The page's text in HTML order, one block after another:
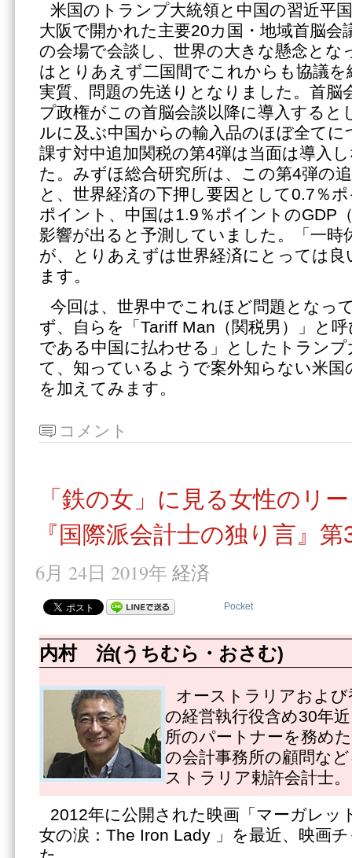
米国のトランプ大統領と中国の習近平
大阪で開かれた主要20カ国・地域首脳会
の会場で会談し、世界の大きな懸念とな
はとりあえず二国間でこれからも協議
実質、問題の先送りとなりました。首脳
プ政権がこの首脳会談以降に導入すると
ルに及ぶ中国からの輸入品のほぼ全て
課す対中追加関税の第4弾は当面は導入
た。みずほ総合研究所は、この第4弾の
と、世界経済の下押し要因として0.7％
ポイント、中国は1.9％ポイントのGDP
影響が出ると予測していました。「一時
が、とりあえずは世界経済にとっては
ます。
今回は、世界中でこれほど問題となっ
ず、自らを「Tariff Man（関税男）」と
である中国に払わせる」としたトラン
て、知っているようで案外知らない米国
を加えてみます。
コメント
「鉄の女」に見る女性のリ
『国際派会計士の独り言』第
6月 24日 2019年 経済
Pocket
内村 治(うちむら・おさむ)
オーストラリアおよ
の経営執行役含め30年
所のパートナーを務め
の会計事務所の顧問な
ストラリア勅許会計士。
2012年に公開された映画「マーガレッ
女の涙：The Iron Lady 」を最近、映画